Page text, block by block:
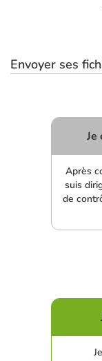
Envoyer ses
Je
Après
suis
de